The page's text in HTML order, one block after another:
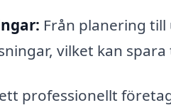
Från planering
vilket kan
professionellt